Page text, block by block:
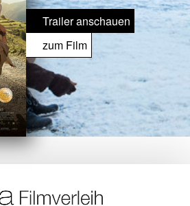
Trailer anschauen
zum Film